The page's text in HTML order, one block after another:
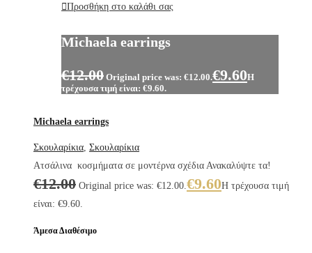
Προσθήκη στο καλάθι σας
Michaela earrings
€12.00 Original price was: €12.00.€9.60Η
τρέχουσα τιμή είναι: €9.60.
Michaela earrings
Σκουλαρίκια, Σκουλαρίκια
Ατσάλινα κοσμήματα σε μοντέρνα σχέδια Ανακαλύψτε τα!
€12.00 Original price was: €12.00.€9.60Η τρέχουσα τιμή
είναι: €9.60.
Άμεσα Διαθέσιμο